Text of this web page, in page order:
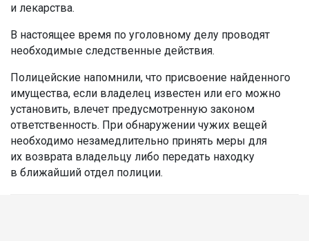
и лекарства.
В настоящее время по уголовному делу проводят
необходимые следственные действия.
Полицейские напомнили, что присвоение найденного
имущества, если владелец известен или его можно
установить, влечет предусмотренную законом
ответственность. При обнаружении чужих вещей
необходимо незамедлительно принять меры для
их возврата владельцу либо передать находку
в ближайший отдел полиции.